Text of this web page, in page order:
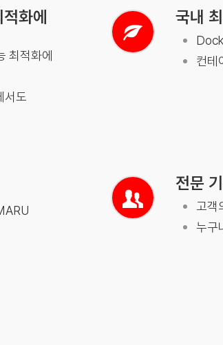
화에
최적화에
서도
국내
컨테
전문
고객
누구